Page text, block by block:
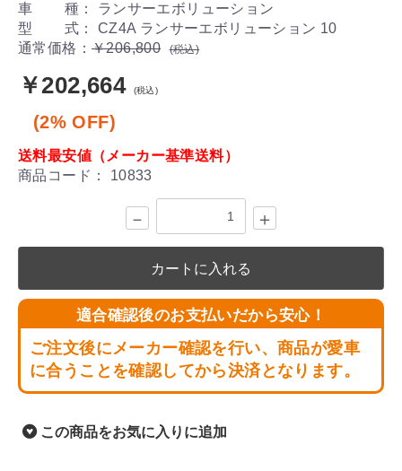
車 種： ランサーエボリューション
型 式： CZ4A ランサーエボリューション 10
通常価格： ￥206,800 (税込)
￥202,664 (税込)
(2% OFF)
送料最安値（メーカー基準送料）
商品コード： 10833
－ ＋
カートに入れる
適合確認後のお支払いだから安心！
ご注文後にメーカー確認を行い、商品が愛車
に合うことを確認してから決済となります。
この商品をお気に入りに追加